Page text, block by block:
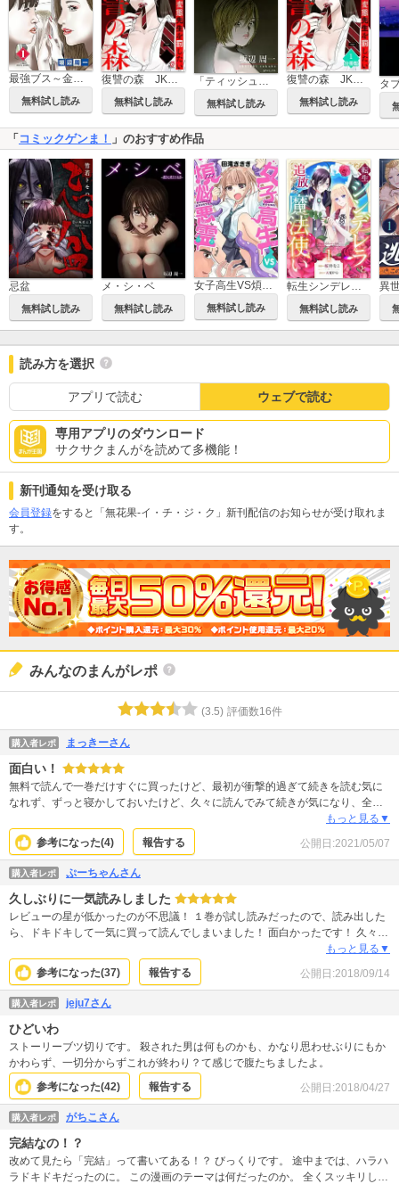
最強ブス～金も男も世界は私のためにある～【単行本】
無料試し読み 無料試し読み
「ティッシュ。」
無料試し読み 無料試し読み
「 コミックゲンま！ 」のおすすめ作品
忌盆
無料試し読み
メ・シ・ベ
無料試し読み
女子高生VS煩悩悪霊
無料試し読み
転生シンデレラと追放された魔法使い
無料試し読み
読み方を選択
アプリで読む ウェブで読む
専用アプリのダウンロード
サクサクまんがを読めて多機能！
新刊通知を受け取る
会員登録をすると「無花果-イ・チ・ジ・ク」新刊配信のお知らせが受け取れま
す。
みんなのまんがレポ
(3.5) 評価数16件
購入者レポ まっきーさん
面白い！
無料で読んで一巻だけすぐに買ったけど、最初が衝撃的過ぎて続きを読む気に
なれず、ずっと寝かしておいたけど、久々に読んでみて続きが気になり、全巻
買ってしまいました。私的には最初だけ面白いのかなと思っていたけど、あと
の方も感じが変わって面白いです。もっと読んでいたいマンガでした。
もっと見る▼
参考になった(4) 報告する 公開日:2021/05/07
購入者レポ ぷーちゃんさん
久しぶりに一気読みしました
レビューの星が低かったのが不思議！ １巻が試し読みだったので、読み出した
ら、ドキドキして一気に買って読んでしまいました！ 面白かったです！ 久々の
もっと見る▼
参考になった(37) 報告する 公開日:2018/09/14
購入者レポ jeju7さん
ひどいわ
ストーリーブツ切りです。 殺された男は何ものかも、かなり思わせぶりにもか
かわらず、一切分からずこれが終わり？て感じで腹たちましたよ。
参考になった(42) 報告する 公開日:2018/04/27
購入者レポ がちこさん
完結なの！？
改めて見たら「完結」って書いてある！？ びっくりです。 途中までは、ハラハ
ラドキドキだったのに。 この漫画のテーマは何だったのか。 全くスッキリしな